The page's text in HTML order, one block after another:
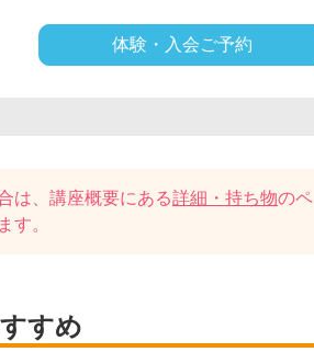
体験・入会ご予約
は、講座概要にある詳細・持ち物のペ
す。